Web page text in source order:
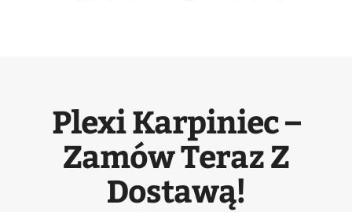
Plexi Karpiniec –
Zamów Teraz Z
Dostawą!